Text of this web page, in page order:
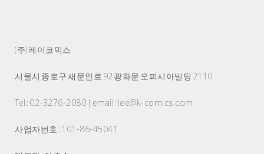
(주) 케이코믹스
서울시 종로구 새문안로 92 광화문 오피시아빌딩 2110
Tel : 02-3276-2080 | email : lee@k-comics.com
사업자번호 : 101-86-45041